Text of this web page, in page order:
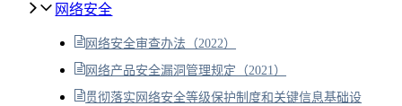
网络安全
网络安全审查办法（2022）
网络产品安全漏洞管理规定（2021）
贯彻落实网络安全等级保护制度和关键信息基础设